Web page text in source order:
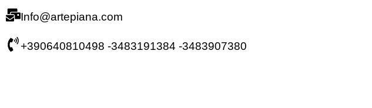
Info@artepiana.com
+390640810498 -3483191384 -3483907380